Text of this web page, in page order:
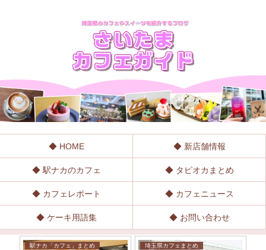
◆ HOME ◆ 新店舗情報
◆ 駅ナカのカフェ ◆ タピオカまとめ
◆ カフェレポート ◆ カフェニュース
◆ ケーキ用語集 ◆ お問い合わせ
駅ナカ「カフェ」まとめ 埼玉県カフェまとめ